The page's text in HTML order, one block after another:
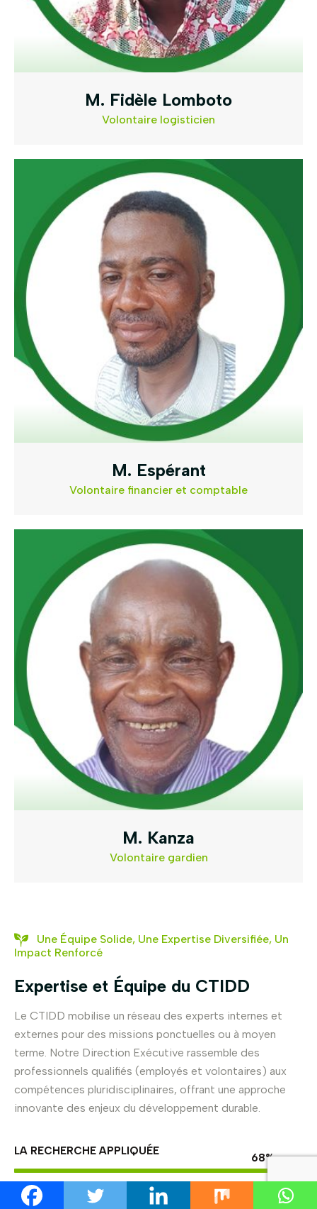
M. Fidèle Lomboto
Volontaire logisticien
M. Espérant
Volontaire financier et comptable
M. Kanza
Volontaire gardien
Une Équipe Solide, Une Expertise Diversifiée, Un
Impact Renforcé
Expertise et Équipe du CTIDD
Le CTIDD mobilise un réseau des experts internes et
externes pour des missions ponctuelles ou à moyen
terme. Notre Direction Exécutive rassemble des
professionnels qualifiés (employés et volontaires) aux
compétences pluridisciplinaires, offrant une approche
innovante des enjeux du développement durable.
LA RECHERCHE APPLIQUÉE
95%
FORMATION ET SENSIBILISATION